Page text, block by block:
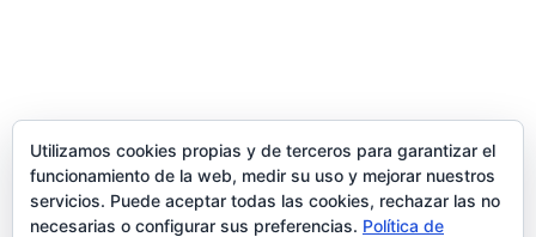
instagram
linkedin
Utilizamos cookies propias y de terceros para garantizar el
funcionamiento de la web, medir su uso y mejorar nuestros
servicios. Puede aceptar todas las cookies, rechazar las no
necesarias o configurar sus preferencias. Política de